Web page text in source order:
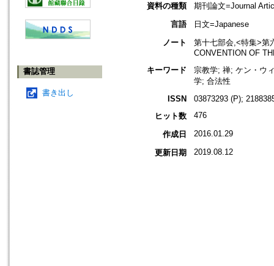
書誌管理
書き出し
資料の種類
期刊論文=Journal
言語
日文=Japanese
ノート
第十七部会,<特集>第
CONVENTION OF
キーワード
宗教学; 禅; ケン・ウ
学; 合法性
ISSN
03873293 (P);
ヒット数
476
作成日 2016.01.29
更新日期 2019.08.12